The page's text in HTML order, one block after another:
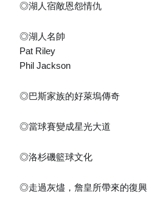
◎湖人宿敵恩怨情仇
◎湖人名帥
Pat Riley
Phil Jackson
◎巴斯家族的好萊塢傳奇
◎當球賽變成星光大道
◎洛杉磯籃球文化
◎走過灰燼，詹皇所帶來的復興